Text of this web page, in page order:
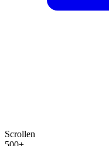
Scrollen